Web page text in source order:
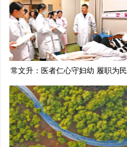
常文升：医者仁心守妇幼 履职为民